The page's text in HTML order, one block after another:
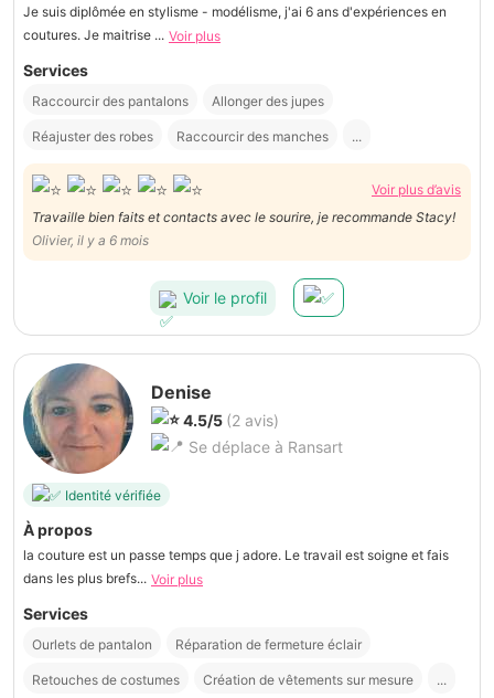
Je suis diplômée en stylisme - modélisme, j'ai 6 ans d'expériences en
coutures. Je maitrise ... Voir plus
Services
Raccourcir des pantalons Allonger des jupes
Réajuster des robes Raccourcir des manches ...
Voir plus d’avis
Travaille bien faits et contacts avec le sourire, je recommande Stacy!
Olivier, il y a 6 mois
Voir le profil
Denise
4.5/5 (2 avis)
Se déplace à Ransart
Identité vérifiée
À propos
la couture est un passe temps que j adore. Le travail est soigne et fais
dans les plus brefs... Voir plus
Services
Ourlets de pantalon Réparation de fermeture éclair
Retouches de costumes Création de vêtements sur mesure ...